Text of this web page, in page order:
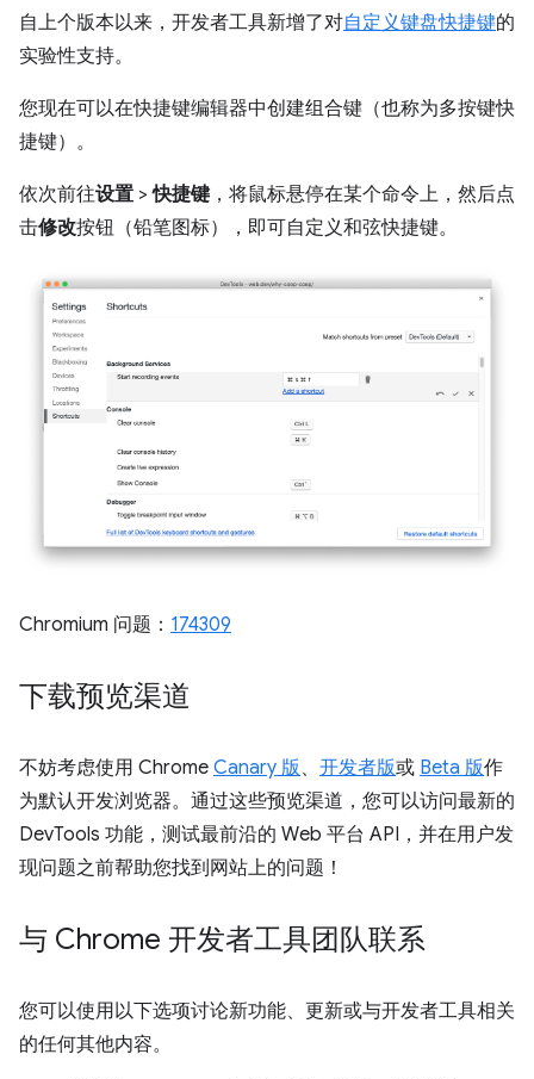
自上个版本以来，开发者工具新增了对自定义键盘快捷键的
实验性支持。
您现在可以在快捷键编辑器中创建组合键（也称为多按键快
捷键）。
依次前往设置 >快捷键 ，将鼠标悬停在某个命令上，然后点
击修改按钮（铅笔图标），即可自定义和弦快捷键。
Chromium 问题： 174309
下载预览渠道
不妨考虑使用 Chrome Canary 版、 开发者版或 Beta 版作
为默认开发浏览器。通过这些预览渠道，您可以访问最新的
DevTools 功能，测试最前沿的 Web 平台 API，并在用户发
现问题之前帮助您找到网站上的问题！
与 Chrome 开发者工具团队联系
您可以使用以下选项讨论新功能、更新或与开发者工具相关
的任何其他内容。